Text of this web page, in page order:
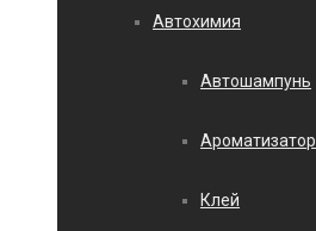
Автохимия
Автошампунь
Ароматизатор
Клей